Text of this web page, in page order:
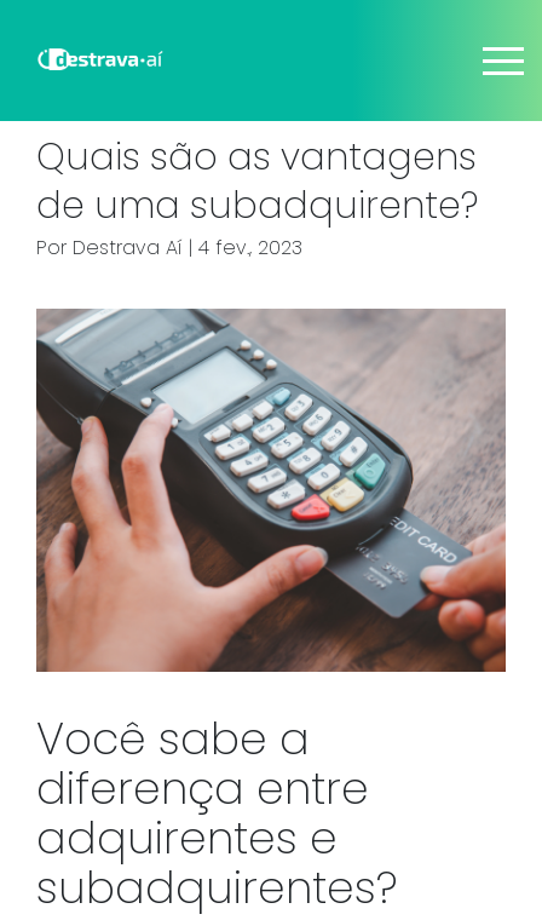
Quais são as vantagens
de uma subadquirente?
Por Destrava Aí | 4 fev., 2023
Você sabe a
diferença entre
adquirentes e
subadquirentes?